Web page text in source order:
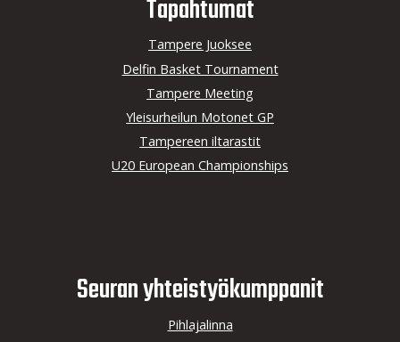
Tapahtumat
Tampere Juoksee
Delfin Basket Tournament
Tampere Meeting
Yleisurheilun Motonet GP
Tampereen iltarastit
U20 European Championships
Seuran yhteistyö­kumppanit
Pihlajalinna